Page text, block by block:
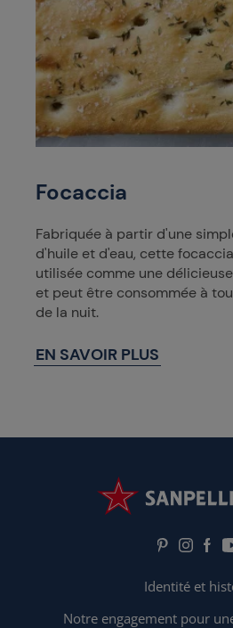
Focaccia
Fabriquée à partir d'une
d'huile et d'eau, cette
utilisée comme une
et peut être consommée à
de la nuit.
EN SAVOIR PLUS
Identité et
Notre engagement pour